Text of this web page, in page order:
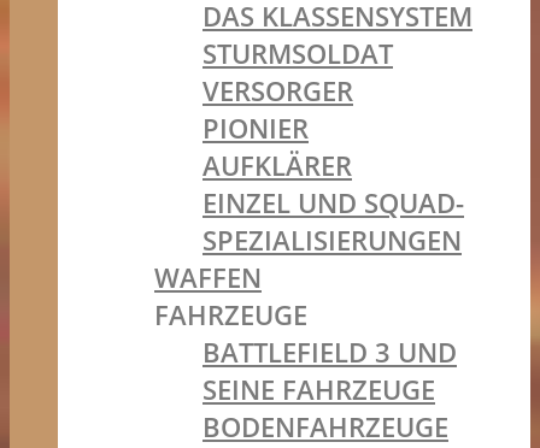
DAS KLASSENSYSTEM
STURMSOLDAT
VERSORGER
PIONIER
AUFKLÄRER
EINZEL UND SQUAD-
SPEZIALISIERUNGEN
WAFFEN
FAHRZEUGE
BATTLEFIELD 3 UND
SEINE FAHRZEUGE
BODENFAHRZEUGE